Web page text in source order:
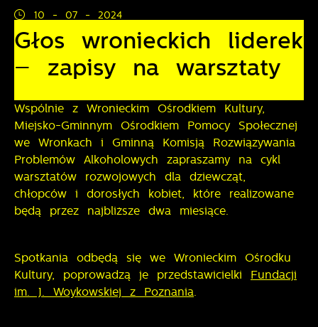
10 - 07 - 2024
Głos wronieckich liderek
– zapisy na warsztaty
Wspólnie z Wronieckim Ośrodkiem Kultury,
Miejsko-Gminnym Ośrodkiem Pomocy Społecznej
we Wronkach i Gminną Komisją Rozwiązywania
Problemów Alkoholowych zapraszamy na cykl
warsztatów rozwojowych dla dziewcząt,
chłopców i dorosłych kobiet, które realizowane
będą przez najbliższe dwa miesiące.
Spotkania odbędą się we Wronieckim Ośrodku
Kultury, poprowadzą je przedstawicielki Fundacji
im. J. Woykowskiej z Poznania.
ustawień preferencji prywatności, logowania czy
z której korzystasz, może działać bez zakłóceń.
Funkcjonalne i personalizacyjne
Tego typu pliki cookies umożliwiają stronie
internetowej zapamiętanie wprowadzonych przez
funkcjonalności czy prezentowanych treści.
Dzięki tym plikom cookies możemy zapewnić Ci
większy komfort korzystania z funkcjonalności naszej
strony poprzez dopasowanie jej do Twoich
indywidualnych preferencji. Wyrażenie zgody na
funkcjonalne i personalizacyjne pliki cookies
gwarantuje dostępność większej ilości funkcji na
Więcej
Analityczne
Analityczne pliki cookies pomagają nam rozwijać się
Cookies analityczne pozwalają na uzyskanie informacji
w zakresie wykorzystywania witryny internetowej,
miejsca oraz częstotliwości, z jaką odwiedzane są
Więcej